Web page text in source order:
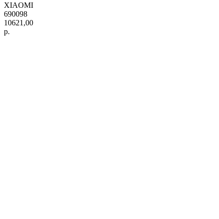
XIAOMI
690098
10621,00
р.